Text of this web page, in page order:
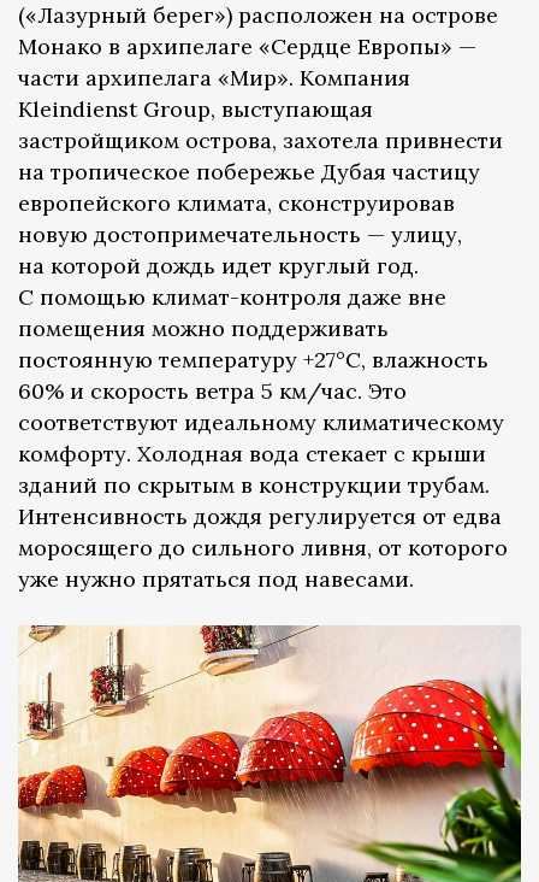
(«Лазурный берег») расположен на острове
Монако в архипелаге «Сердце Европы» —
части архипелага «Мир». Компания
Kleindienst Group, выступающая
застройщиком острова, захотела привнести
на тропическое побережье Дубая частицу
европейского климата, сконструировав
новую достопримечательность — улицу,
на которой дождь идет круглый год.
С помощью климат-контроля даже вне
помещения можно поддерживать
постоянную температуру +27°C, влажность
60% и скорость ветра 5 км/час. Это
соответствуют идеальному климатическому
комфорту. Холодная вода стекает с крыши
зданий по скрытым в конструкции трубам.
Интенсивность дождя регулируется от едва
моросящего до сильного ливня, от которого
уже нужно прятаться под навесами.